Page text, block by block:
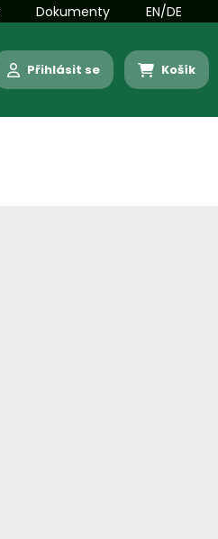
Dokumenty EN/DE
Přihlásit se Košík